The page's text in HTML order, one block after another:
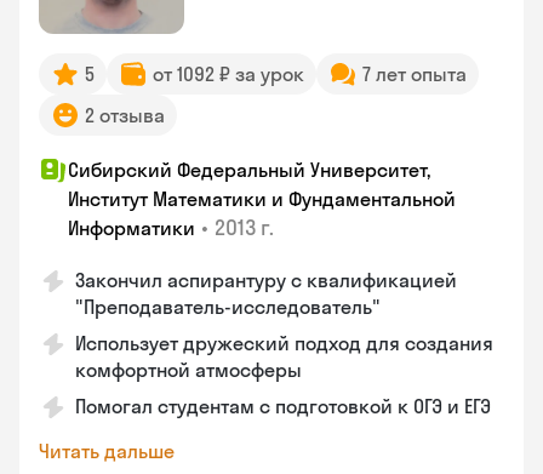
5 от 1092 ₽ за урок
7 лет опыта
2 отзыва
Сибирский Федеральный Университет,
Институт Математики и Фундаментальной
Информатики • 2013 г.
Закончил аспирантуру с квалификацией
"Преподаватель-исследователь"
Использует дружеский подход для создания
комфортной атмосферы
Помогал студентам с подготовкой к ОГЭ и ЕГЭ
Читать дальше